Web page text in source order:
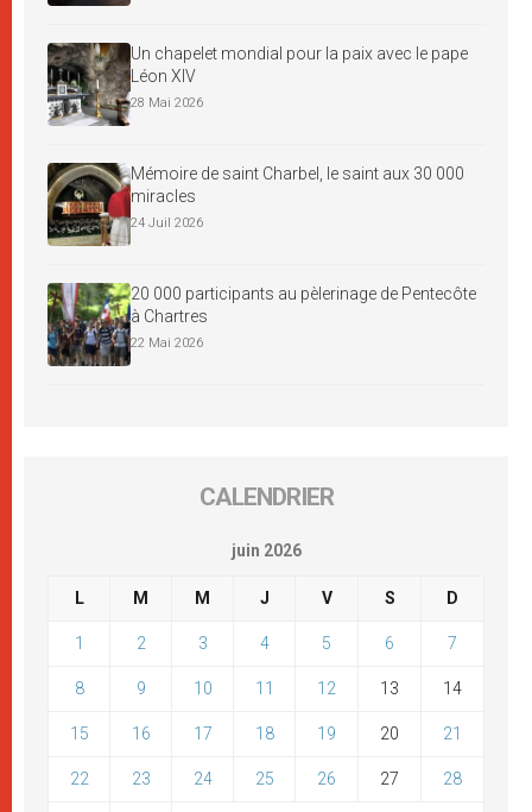
Un chapelet mondial pour la paix avec le pape
Léon XIV
28 Mai 2026
Mémoire de saint Charbel, le saint aux 30 000
miracles
24 Juil 2026
20 000 participants au pèlerinage de Pentecôte
à Chartres
22 Mai 2026
CALENDRIER
juin 2026
L M M J V S D
1 2 3 4 5 6 7
8 9 10 11 12 13 14
15 16 17 18 19 20 21
22 23 24 25 26 27 28